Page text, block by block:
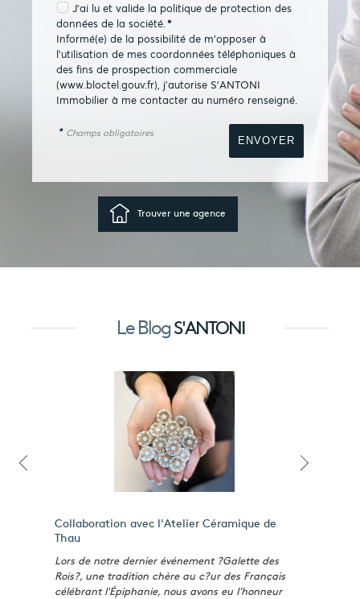
J'ai lu et valide la politique de protection des
donnéesde la société.*
Informé(e) de la possibilité de m'opposer à
l'utilisation de mes coordonnées téléphoniques à
des fins de prospection commerciale
(www.bloctel.gouv.fr), j'autorise S'ANTONI
Immobilier à me contacter au numéro renseigné.
* Champs obligatoires
Trouver une agence
Le BlogS'ANTONI
Collaboration avec l'Atelier Céramique de
Thau
Lors de notre dernier événement ?Galette des
Rois?, une tradition chère au c?ur des Français
célébrant l'Épiphanie, nous avons eu l'honneur